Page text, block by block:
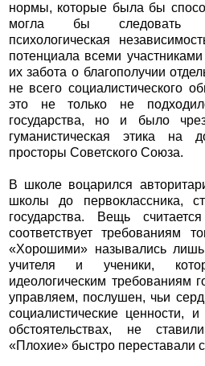
нормы, которые была бы
могла бы следовать
психологическая
потенциала всеми
их забота о благополучии
не всего социалистического
это не только не
государства, но и было
гуманистическая этика на
просторы Советского Союза.
В школе воцарился
школы до первоклассника,
государства. Вещь
соответствует требованиям
«Хорошими» назывались
учителя и ученики,
идеологическим требованиям
управляем, послушен, чьи
социалистические ценности,
обстоятельствах, не
«Плохие» быстро переставали